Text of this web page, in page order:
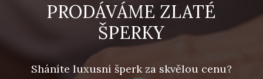
PRODÁVÁME ZLATÉ
ŠPERKY
Sháníte luxusní šperk za skvělou cenu?